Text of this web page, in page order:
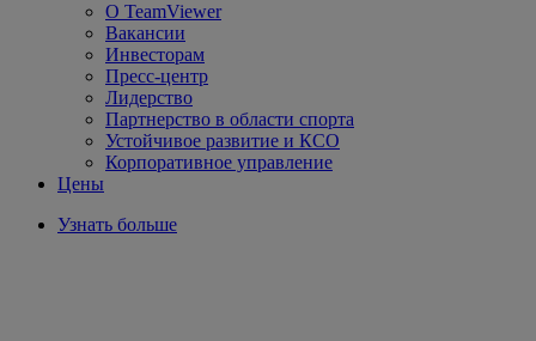
О TeamViewer
Вакансии
Инвесторам
Пресс-центр
Лидерство
Партнерство в области спорта
Устойчивое развитие и КСО
Корпоративное управление
Цены
Узнать больше